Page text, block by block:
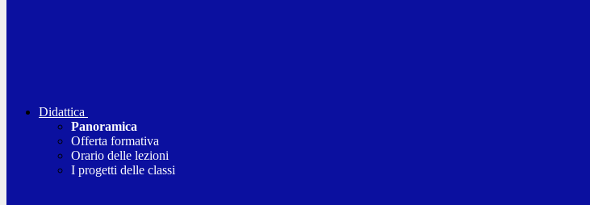
Didattica
Panoramica
Offerta formativa
Orario delle lezioni
I progetti delle classi